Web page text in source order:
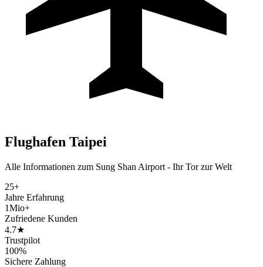
Flughafen Taipei
Alle Informationen zum Sung Shan Airport - Ihr Tor zur Welt
25+
Jahre Erfahrung
1Mio+
Zufriedene Kunden
4.7★
Trustpilot
100%
Sichere Zahlung